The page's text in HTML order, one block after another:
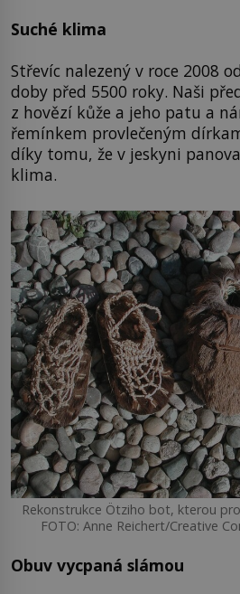
Suché klima
Střevíc nalezený v roce 2008
doby před 5500 roky. Naši
z hovězí kůže a jeho patu a
řemínkem provlečeným
díky tomu, že v jeskyni
klima.
Rekonstrukce Ötziho bot, kterou
FOTO: Anne Reichert/Creative
Obuv vycpaná slámou